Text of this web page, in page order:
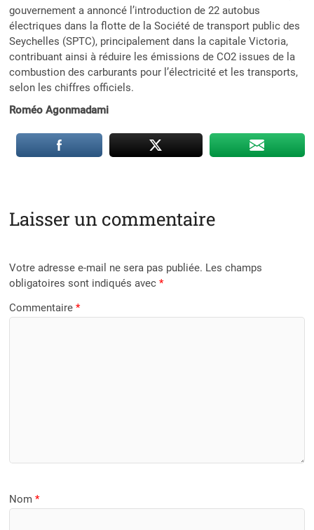
gouvernement a annoncé l’introduction de 22 autobus
électriques dans la flotte de la Société de transport public des
Seychelles (SPTC), principalement dans la capitale Victoria,
contribuant ainsi à réduire les émissions de CO2 issues de la
combustion des carburants pour l’électricité et les transports,
selon les chiffres officiels.
Roméo Agonmadami
Laisser un commentaire
Votre adresse e-mail ne sera pas publiée. Les champs
obligatoires sont indiqués avec*
Commentaire*
Nom*